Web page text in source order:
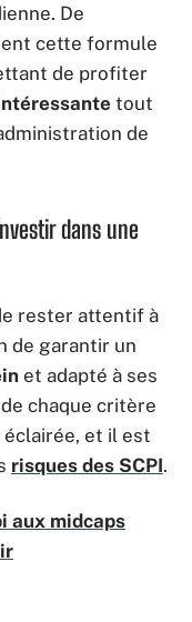
De
cette formule
de profiter
tout
de
dans une
rester attentif à
de garantir un
et adapté à ses
chaque critère
éclairée, et il est
risques des SCPI.
aux midcaps